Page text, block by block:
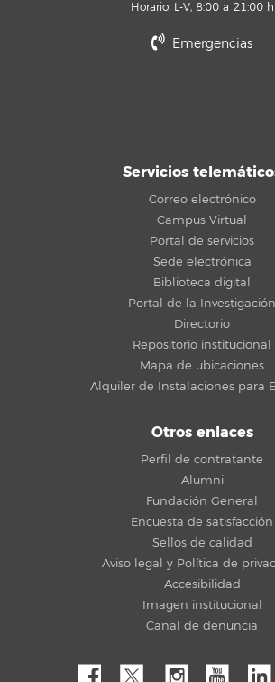
Horario: L-V, 8:00 a 21:00 h
Emergencias
Servicios
Correo electrónico
Campus Virtual
Portal de servicios
Sede electrónica
Biblioteca digital
Portal de la Investigación
Directorio
Repositorio institucional
Mapa de ubicaciones
Alquiler de Instalaciones para
Otros enlaces
Perfil de contratante
Alumni
Fundación General
Encuesta de satisfacción
Sellos de calidad
Aviso legal y Política de
Accesibilidad
Imagen institucional
Canal de denuncia